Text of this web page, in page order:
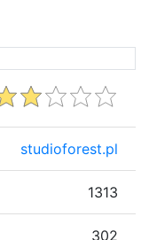
studioforest.pl
1313
302